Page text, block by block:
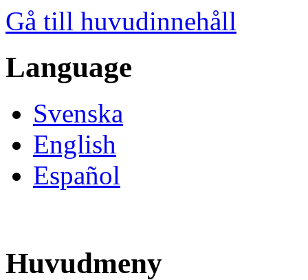
Gå till huvudinnehåll
Language
Svenska
English
Español
Huvudmeny